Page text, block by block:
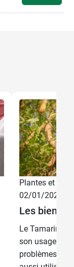
Plantes et
02/01/2026
Les
Le Tamarin
son usage
problèmes de